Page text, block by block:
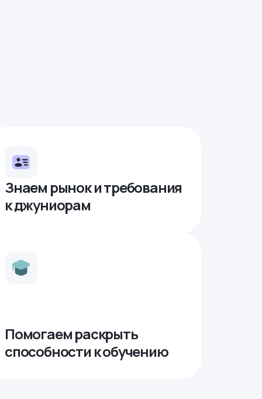
Знаем рынок и требования
к джуниорам
Помогаем раскрыть
способности к обучению